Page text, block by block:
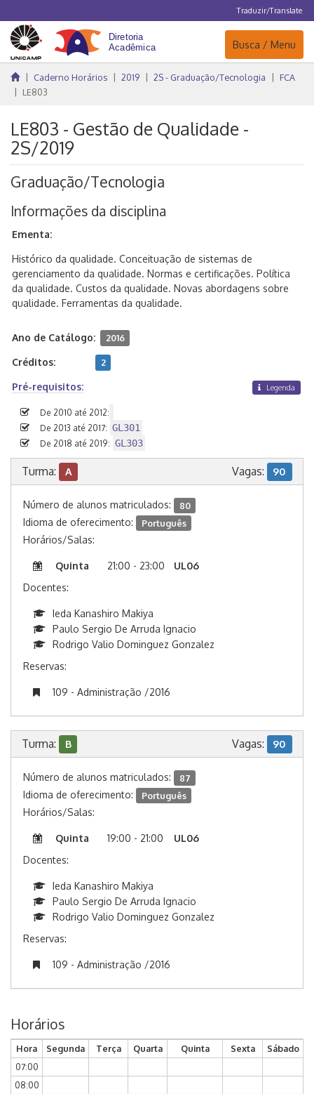
Traduzir/Translate
Navegação
Busca / Menu
Caderno Horários 2019 2S - Graduação/Tecnologia
FCA
LE803
LE803 - Gestão de Qualidade -
2S/2019
Graduação/Tecnologia
Informações da disciplina
Ementa:
Histórico da qualidade. Conceituação de sistemas de
gerenciamento da qualidade. Normas e certificações. Política
da qualidade. Custos da qualidade. Novas abordagens sobre
qualidade. Ferramentas da qualidade.
Ano de Catálogo: 2016
Créditos: 2
Pré-requisitos: Legenda
De 2010 até 2012:
De 2013 até 2017: GL301
De 2018 até 2019: GL303
Turma: A Vagas: 90
Número de alunos matriculados: 80
Idioma de oferecimento: Português
Horários/Salas:
Quinta 21:00 - 23:00
UL06
Docentes:
Ieda Kanashiro Makiya
Paulo Sergio De Arruda Ignacio
Rodrigo Valio Dominguez Gonzalez
Reservas:
109 - Administração /2016
Turma: B Vagas: 90
Número de alunos matriculados: 87
Idioma de oferecimento: Português
Horários/Salas:
Quinta 19:00 - 21:00
UL06
Docentes:
Ieda Kanashiro Makiya
Paulo Sergio De Arruda Ignacio
Rodrigo Valio Dominguez Gonzalez
Reservas:
109 - Administração /2016
Horários
Hora Segunda Terça Quarta Quinta Sexta
Sábado
07:00
08:00